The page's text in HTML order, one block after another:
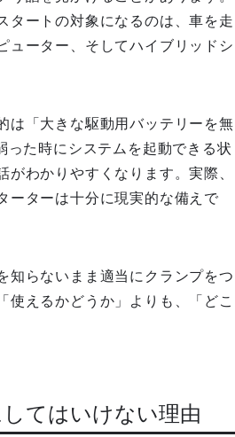
タートの対象になるのは、車を走
ューター、そしてハイブリッドシ
は「大きな駆動用バッテリーを無
た時にシステムを起動できる状
わかりやすくなります。実際、
ーターは十分に現実的な備えで
知らないまま適当にクランプをつ
使えるかどうか」よりも、「どこ
てはいけない理由